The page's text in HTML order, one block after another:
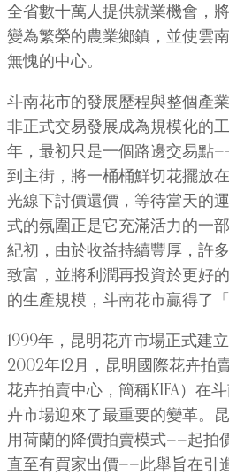
全省數十萬人提供就業機會，
變為繁榮的農業鄉鎮，並使雲
無愧的中心。
斗南花市的發展歷程與整個產
非正式交易發展成為規模化的
年，最初只是一個路邊交易點
到主街，將一桶桶鮮切花擺放
光線下討價還價，等待當天的
式的氛圍正是它充滿活力的一
紀初，由於收益持續豐厚，許
致富，並將利潤再投資於更好
的生產規模，斗南花市贏得了
1999年，昆明花卉市場正式建
2002年12月，昆明國際花卉拍
花卉拍賣中心，簡稱KIFA）在
卉市場迎來了最重要的變革。
用荷蘭的降價拍賣模式——起拍
直至有買家出價——此舉旨在引